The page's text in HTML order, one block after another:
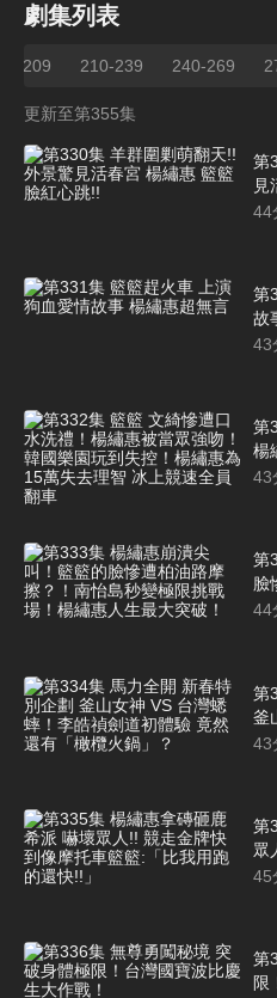
劇集列表
209 210-239 240-269
更新至第355集
第
見
44
第
故
43
第
楊
失
43
第
臉
極
44
第
釜
道
43
第
眾
「
45
第
限